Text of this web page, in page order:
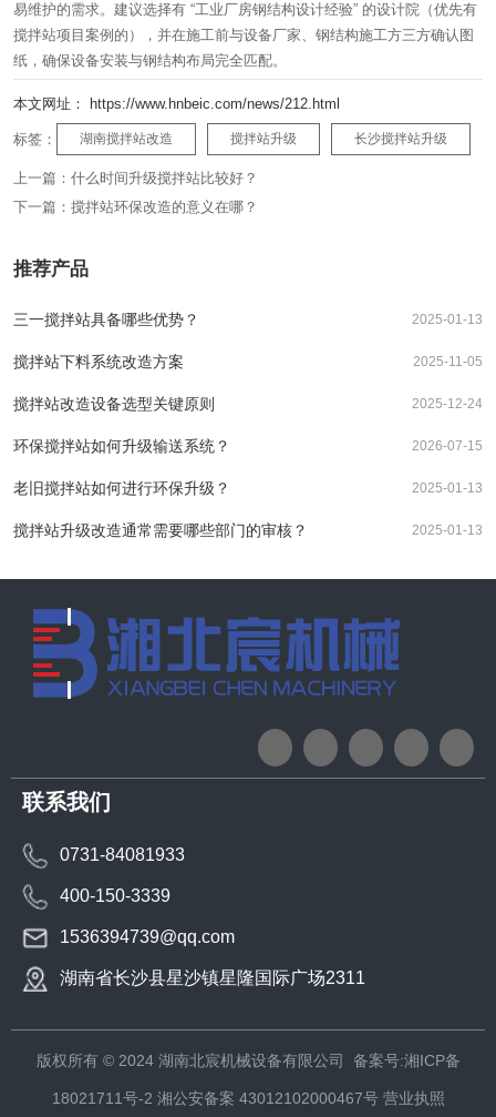
易维护的需求。建议选择有 “工业厂房钢结构设计经验” 的设计院（优先有
搅拌站项目案例的），并在施工前与设备厂家、钢结构施工方三方确认图
纸，确保设备安装与钢结构布局完全匹配。
本文网址： https://www.hnbeic.com/news/212.html
标签： 湖南搅拌站改造 搅拌站升级 长沙搅拌站升级
上一篇： 什么时间升级搅拌站比较好？
下一篇： 搅拌站环保改造的意义在哪？
推荐产品
2025-01-13
三一搅拌站具备哪些优势？
2025-11-05
搅拌站下料系统改造方案
2025-12-24
搅拌站改造设备选型关键原则
2026-07-15
环保搅拌站如何升级输送系统？
2025-01-13
老旧搅拌站如何进行环保升级？
2025-01-13
搅拌站升级改造通常需要哪些部门的审核？
联系我们
0731-84081933
400-150-3339
1536394739@qq.com
湖南省长沙县星沙镇星隆国际广场2311
版权所有 © 2024 湖南北宸机械设备有限公司 备案号:湘ICP备
18021711号-2 湘公安备案 43012102000467号 营业执照